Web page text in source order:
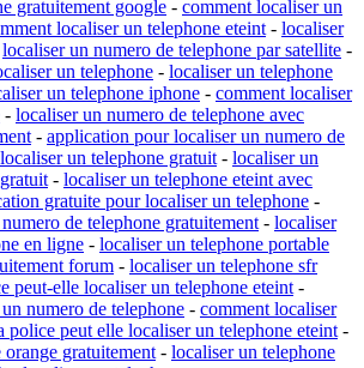
gratuitement google - comment localiser un
localiser un telephone eteint - localiser
localiser un numero de telephone par satellite -
un telephone - localiser un telephone
un telephone iphone - comment localiser
- localiser un numero de telephone avec
- application pour localiser un numero de
un telephone gratuit - localiser un
- localiser un telephone eteint avec
gratuite pour localiser un telephone -
de telephone gratuitement - localiser
en ligne - localiser un telephone portable
forum - localiser un telephone sfr
peut-elle localiser un telephone eteint -
numero de telephone - comment localiser
police peut elle localiser un telephone eteint -
gratuitement - localiser un telephone